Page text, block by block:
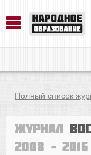
Полный список
Журнал
2008 – 2016